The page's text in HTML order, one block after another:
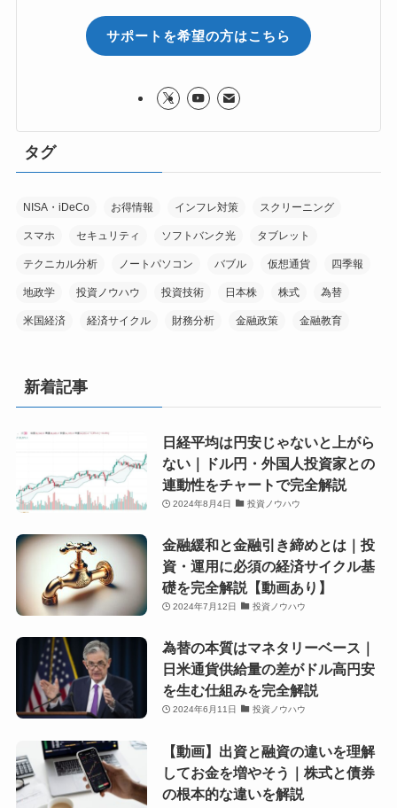
サポートを希望の方はこちら
タグ
NISA・iDeCo お得情報 インフレ対策 スクリーニング
スマホ セキュリティ ソフトバンク光 タブレット
テクニカル分析 ノートパソコン バブル 仮想通貨 四季報
地政学 投資ノウハウ 投資技術 日本株 株式 為替
米国経済 経済サイクル 財務分析 金融政策 金融教育
新着記事
日経平均は円安じゃないと上がら
ない｜ドル円・外国人投資家との
連動性をチャートで完全解説
2024年8月4日 投資ノウハウ
金融緩和と金融引き締めとは｜投
資・運用に必須の経済サイクル基
礎を完全解説【動画あり】
2024年7月12日 投資ノウハウ
為替の本質はマネタリーベース｜
日米通貨供給量の差がドル高円安
を生む仕組みを完全解説
2024年6月11日 投資ノウハウ
【動画】出資と融資の違いを理解
してお金を増やそう｜株式と債券
の根本的な違いを解説